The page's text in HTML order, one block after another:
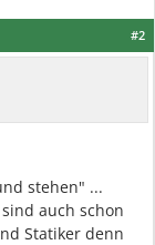
#2
stehen" ...
auch schon
Statiker denn